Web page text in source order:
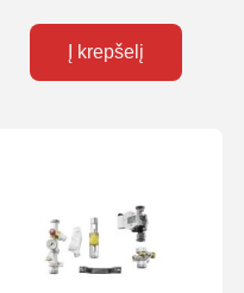
Į krepšelį